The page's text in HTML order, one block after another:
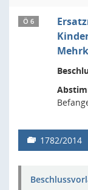
Ö 6
1782/2014